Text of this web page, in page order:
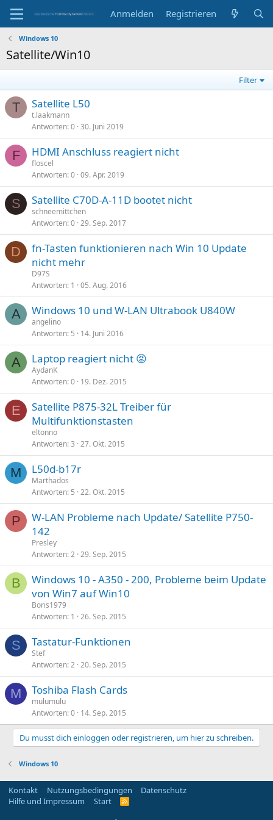
Anmelden Registrieren
Windows 10
Satellite/Win10
Filter
T Satellite L50
t.laakmann
Antworten 0 30. Juni 2019
F HDMI Anschluss reagiert nicht
floscel
Antworten 0 09. Apr. 2019
S Satellite C70D-A-11D bootet nicht
schneemittchen
Antworten 0 29. Sep. 2017
D
fn-Tasten funktionieren nach Win 10 Update
nicht mehr
D97S
Antworten 1 05. Aug. 2016
A Windows 10 und W-LAN Ultrabook U840W
angelino
Antworten 5 14. Juni 2016
A Laptop reagiert nicht 😡
AydanK
Antworten 0 19. Dez. 2015
E
Satellite P875-32L Treiber für
Multifunktionstasten
eltonno
Antworten 3 27. Okt. 2015
M L50d-b17r
Marthados
Antworten 5 22. Okt. 2015
P
W-LAN Probleme nach Update/ Satellite P750-
142
Presley
Antworten 2 29. Sep. 2015
B
Windows 10 - A350 - 200, Probleme beim Update
von Win7 auf Win10
Boris1979
Antworten 1 26. Sep. 2015
S Tastatur-Funktionen
Stef
Antworten 2 20. Sep. 2015
M Toshiba Flash Cards
mulumulu
Antworten 0 14. Sep. 2015
Du musst dich einloggen oder registrieren, um hier zu schreiben.
Windows 10
Kontakt Nutzungsbedingungen
Datenschutz
Hilfe und Impressum
Start
R